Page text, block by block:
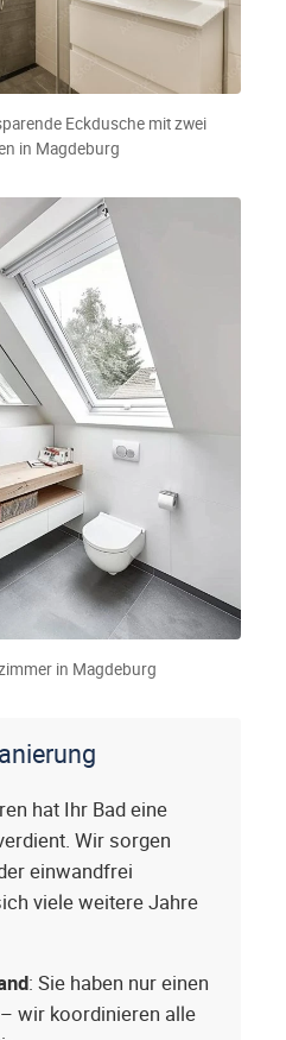
Eckdusche mit zwei
in Magdeburg
in Magdeburg
hat Ihr Bad eine
Wir sorgen
einwandfrei
viele weitere Jahre
: Sie haben nur einen
wir koordinieren alle